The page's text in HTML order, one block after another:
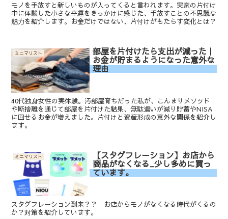
モノを手放すと新しいものが入ってくると言われます。実家の片付け
中に体験した小さな幸運をきっかけに感じた、手放すことの不思議な
魅力を紹介します。お金だけではない、片付けがもたらす変化とは？
ミニマリスト 部屋を片付けたら支出が減った｜
お金が貯まるようになった意外な
理由
40代独身女性の実体験。汚部屋育ちだった私が、こんまりメソッド
や断捨離を通じて部屋を片付けた結果、無駄遣いが減り貯蓄やNISA
に回せるお金が増えました。片付けと資産形成の意外な関係を紹介し
ます。
ミニマリスト 【スタグフレーション】お店から
商品がなくなる_少し多めに買っ
ています。
スタグフレーション到来？？ お店からモノがなくなる時代がくるの
か？対策を紹介しています。